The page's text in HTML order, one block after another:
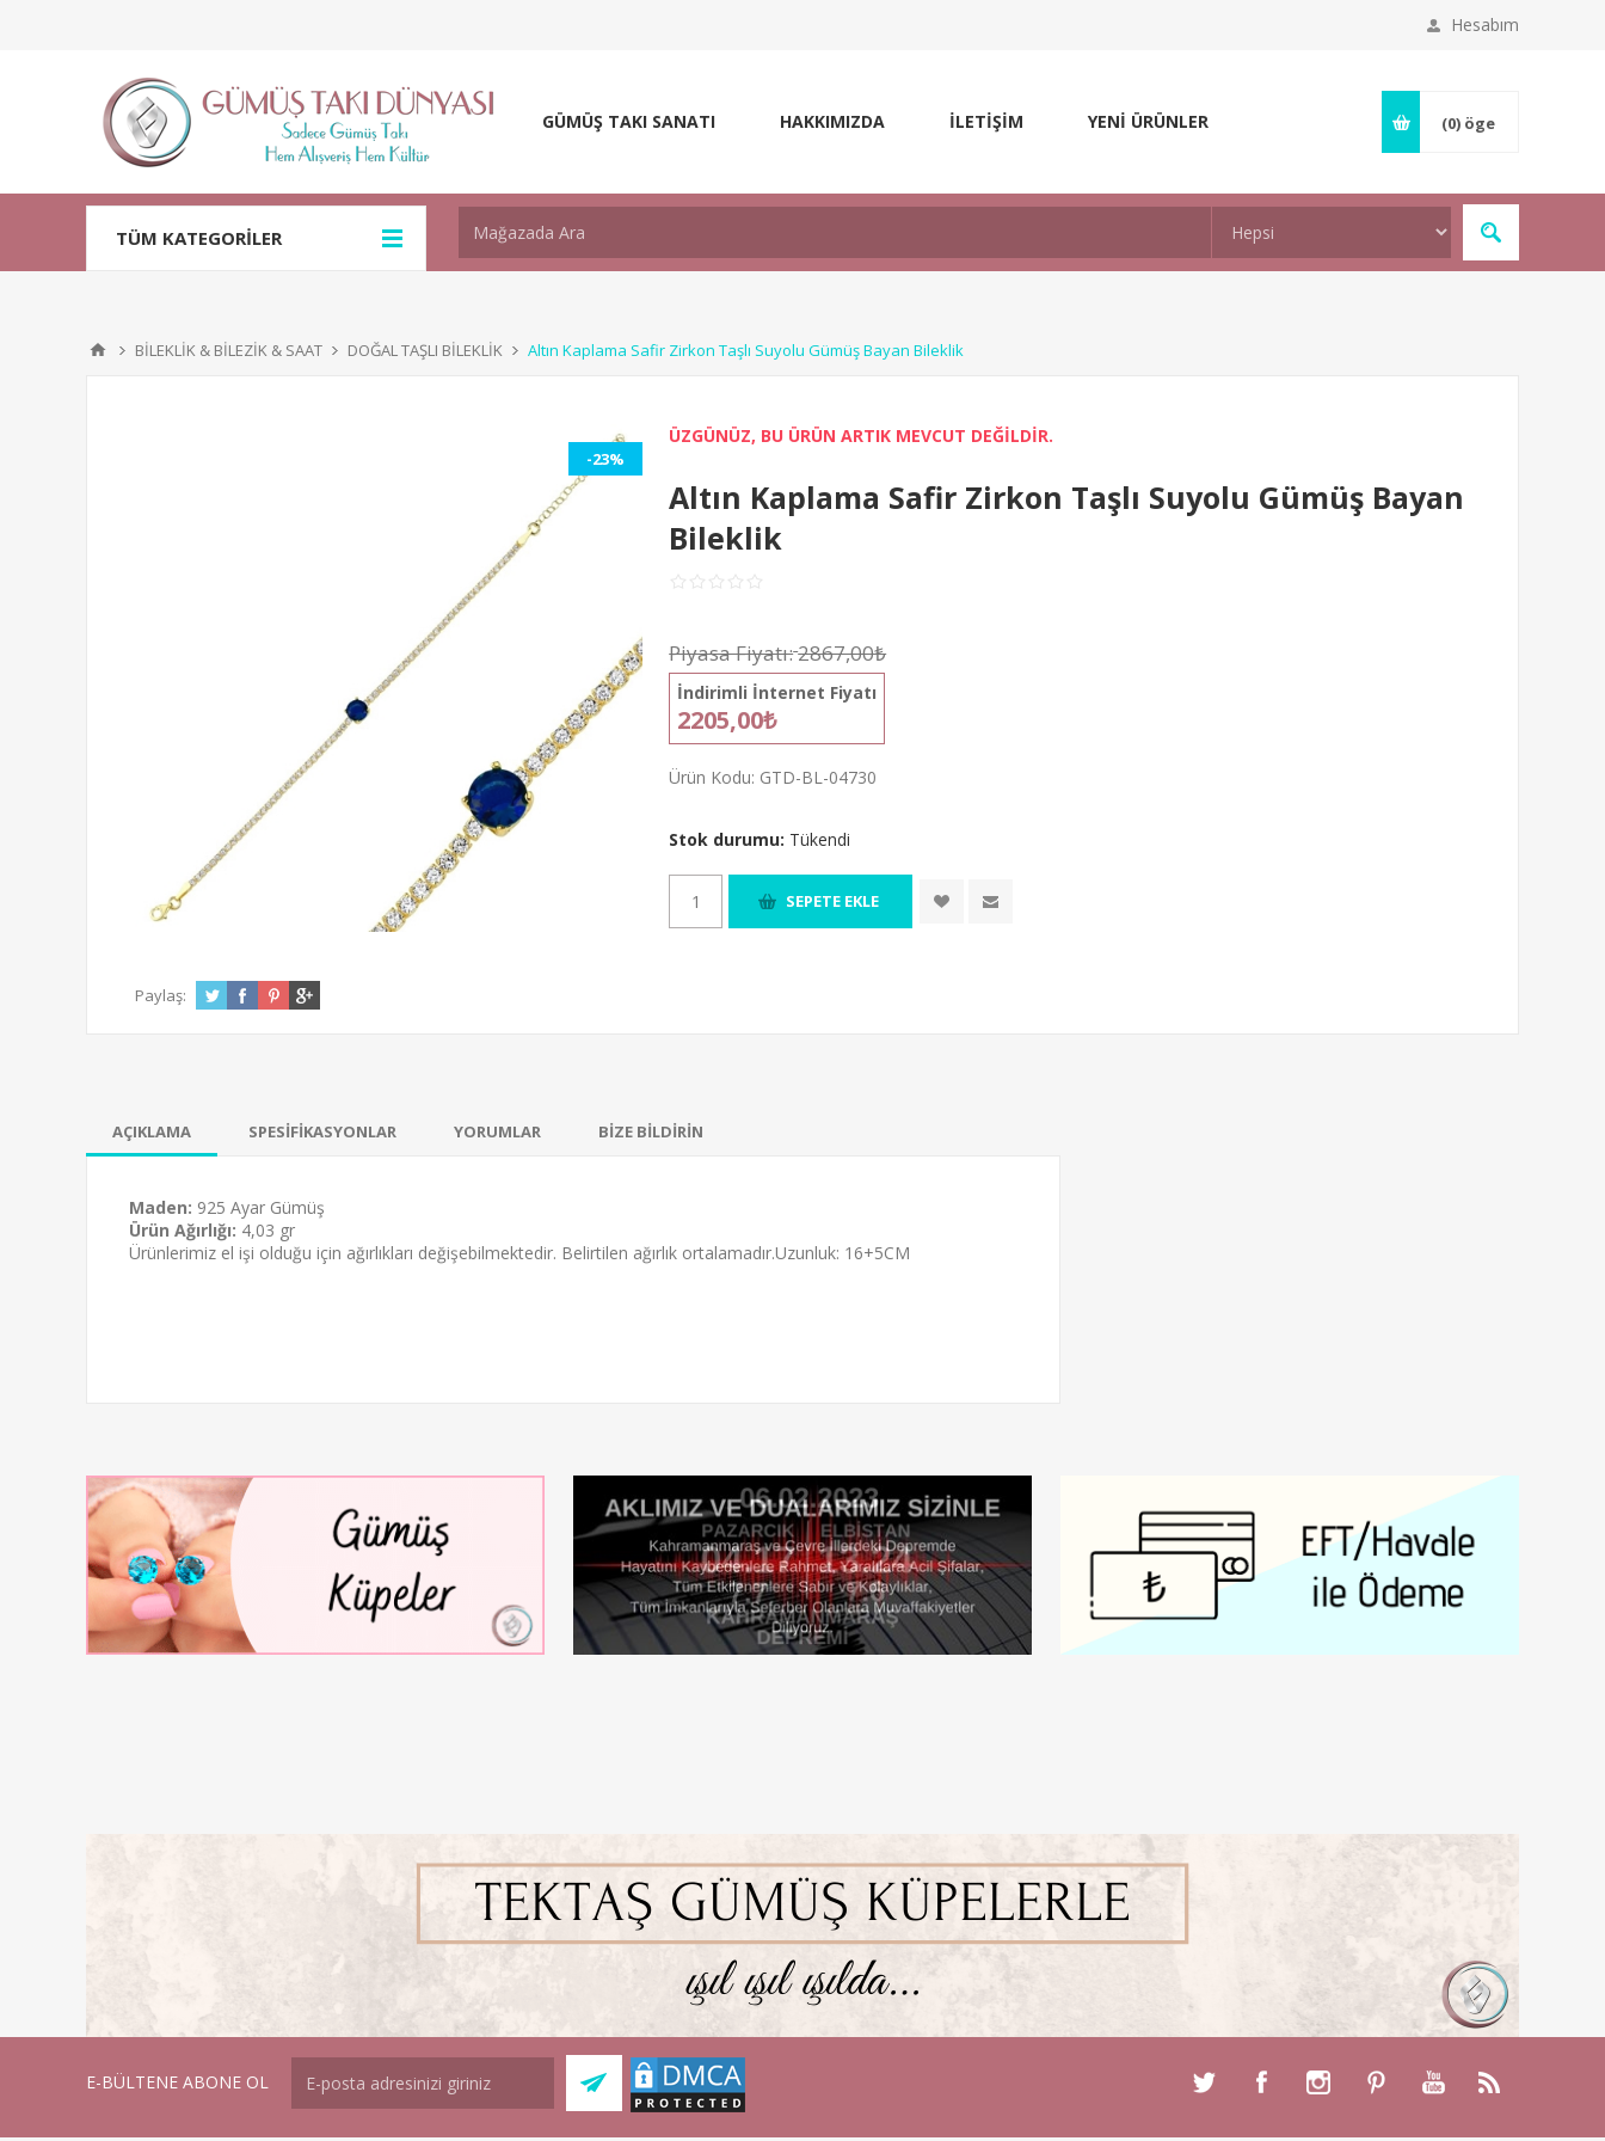
Hesabım
GÜMÜŞ TAKI SANATI HAKKIMIZDA İLETİŞİM YENİ ÜRÜNLER (0) öge
TÜM KATEGORİLER
BİLEKLİK & BİLEZİK & SAAT DOĞAL TAŞLI BİLEKLİK Altın Kaplama Safir Zirkon Taşlı Suyolu Gümüş Bayan Bileklik
-23%
ÜZGÜNÜZ, BU ÜRÜN ARTIK MEVCUT DEĞİLDİR.
Altın Kaplama Safir Zirkon Taşlı Suyolu Gümüş Bayan
Bileklik
Piyasa Fiyatı:2867,00₺
İndirimli İnternet Fiyatı
2205,00₺
Ürün Kodu: GTD-BL-04730
Stok durumu: Tükendi
Paylaş:
AÇIKLAMA SPESİFİKASYONLAR YORUMLAR BİZE BİLDİRİN
Maden: 925 Ayar Gümüş
Ürün Ağırlığı: 4,03 gr
Ürünlerimiz el işi olduğu için ağırlıkları değişebilmektedir. Belirtilen ağırlık ortalamadır.Uzunluk: 16+5CM
E-BÜLTENE ABONE OL